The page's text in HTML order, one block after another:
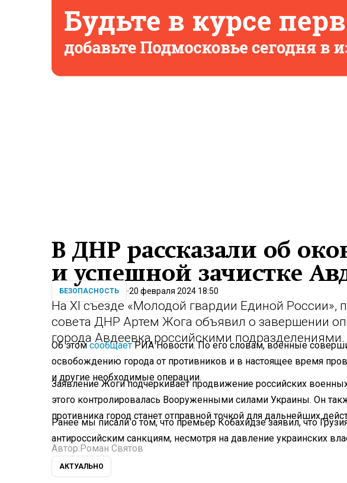
В ДНР рассказали об
и успешной зачистке
БЕЗОПАСНОСТЬ 20 февраля 2024 18:50
На XI съезде «Молодой гвардии Единой России»,
совета ДНР Артем Жога объявил о завершении
города Авдеевка российскими подразделениями.
Об этомсообщаетРИА Новости. По его словам, военные
освобождению города от противников и в настоящее время
и другие необходимые операции.
Заявление Жоги подчеркивает продвижение российских
этого контролировалась Вооруженными силами Украины. Он
противника город станет отправной точкой для дальнейших
Ранее мы писали о том, что премьер Кобахидзе заявил, что
антироссийским санкциям, несмотря на давление украинских
Автор: Роман Святов
АКТУАЛЬНО